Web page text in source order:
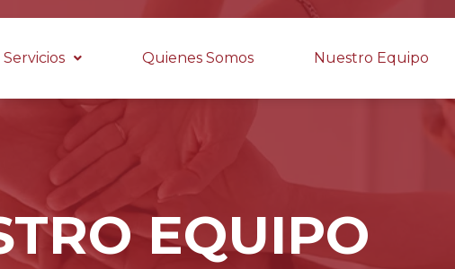
Servicios Quienes Somos Nuestro Equipo
EQUIPO